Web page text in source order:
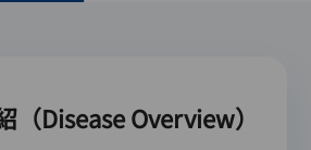
（Disease Overview）